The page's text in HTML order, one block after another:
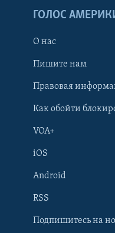
Learning English
ГОЛОС
О нас
Пишите нам
Правовая
Как обойти
VOA+
iOS
Android
RSS
Подпишитесь на